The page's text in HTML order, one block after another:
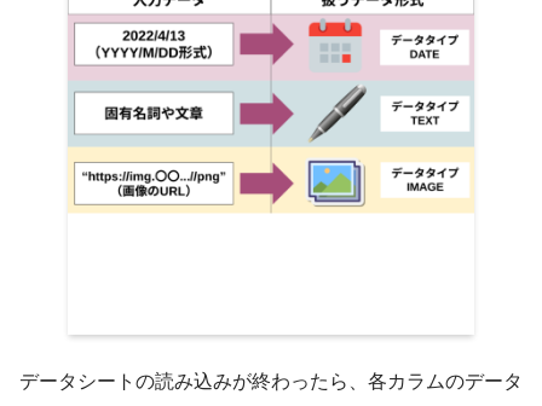
データシートの読み込みが終わったら、各カラムのデータ